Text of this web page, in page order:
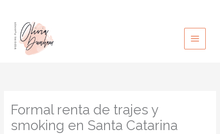
contenido
Formal renta de trajes y
smoking en Santa Catarina